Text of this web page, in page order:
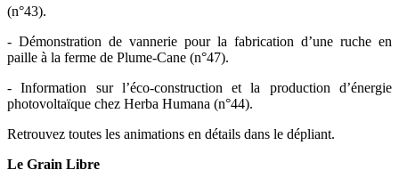
(n°43).
- Démonstration de vannerie pour la fabrication d’une ruche en
paille à la ferme de Plume-Cane (n°47).
- Information sur l’éco-construction et la production d’énergie
photovoltaïque chez Herba Humana (n°44).
Retrouvez toutes les animations en détails dans le dépliant.
Le Grain Libre